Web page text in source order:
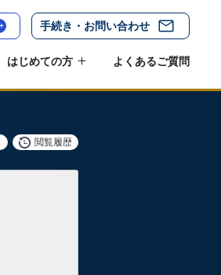
手続き・お問い合わせ
はじめての方 よくあるご質問
閲覧履歴